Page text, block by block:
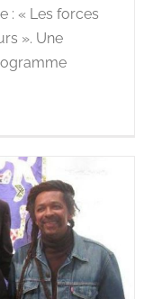
: « Les forces
». Une
l’Afrique